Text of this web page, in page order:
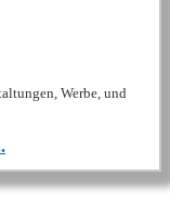
Werbe, und